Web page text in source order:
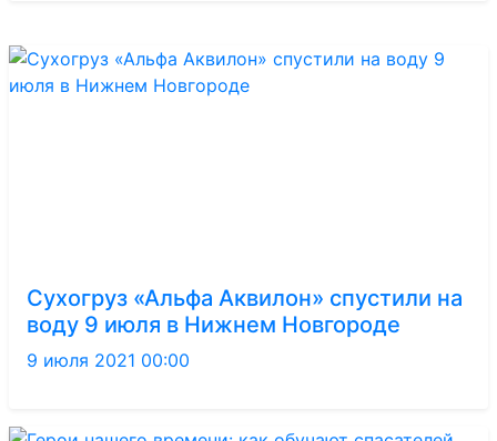
Сухогруз «Альфа Аквилон» спустили на
воду 9 июля в Нижнем Новгороде
9 июля 2021 00:00